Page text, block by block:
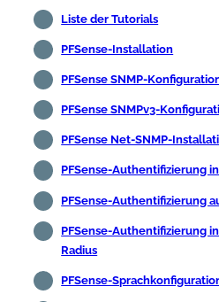
Liste der Tutorials
PFSense-Installation
PFSense SNMP-
PFSense SNMPv3-
PFSense Net-SNMP-
PFSense-Authentifizierung
PFSense-Authentifizierung
PFSense-Authentifizierung
Radius
PFSense-